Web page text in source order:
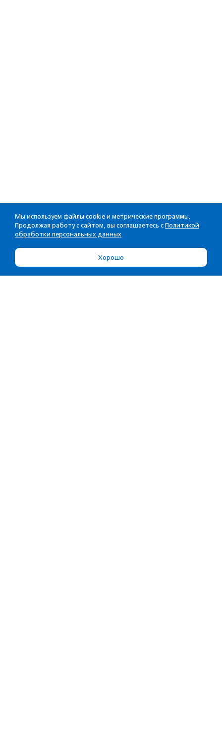
Мы используем файлы cookie и метрические программы.
Продолжая работу с сайтом, вы соглашаетесь с Политикой
обработки персональных данных
Хорошо